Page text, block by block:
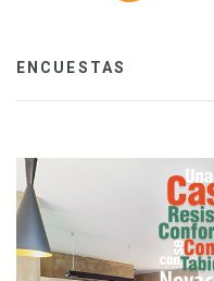
ENCUESTAS